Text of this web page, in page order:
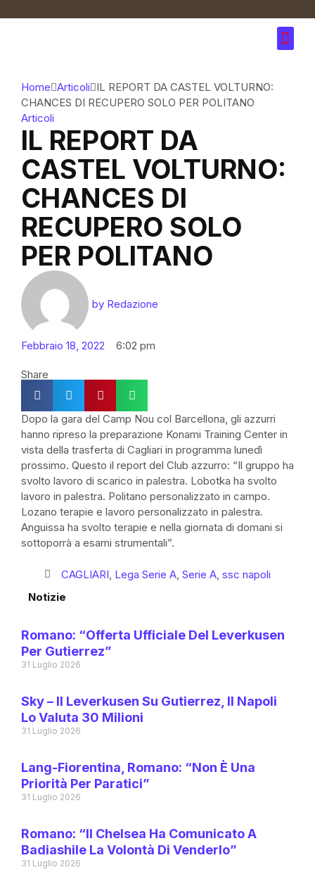
Home Articoli IL REPORT DA CASTEL VOLTURNO:
CHANCES DI RECUPERO SOLO PER POLITANO
Articoli
IL REPORT DA
CASTEL VOLTURNO:
CHANCES DI
RECUPERO SOLO
PER POLITANO
by Redazione
Febbraio 18, 2022 6:02 pm
Share
Dopo la gara del Camp Nou col Barcellona, gli azzurri
hanno ripreso la preparazione Konami Training Center in
vista della trasferta di Cagliari in programma lunedì
prossimo. Questo il report del Club azzurro: “Il gruppo ha
svolto lavoro di scarico in palestra. Lobotka ha svolto
lavoro in palestra. Politano personalizzato in campo.
Lozano terapie e lavoro personalizzato in palestra.
Anguissa ha svolto terapie e nella giornata di domani si
sottoporrà a esami strumentali”.
CAGLIARI Lega Serie A, Serie A, ssc napoli
Notizie
Romano: “Offerta Ufficiale Del Leverkusen
Per Gutierrez”
31 Luglio 2026
Sky – Il Leverkusen Su Gutierrez, Il Napoli
Lo Valuta 30 Milioni
31 Luglio 2026
Lang-Fiorentina, Romano: “Non È Una
Priorità Per Paratici”
31 Luglio 2026
Romano: “Il Chelsea Ha Comunicato A
Badiashile La Volontà Di Venderlo”
31 Luglio 2026